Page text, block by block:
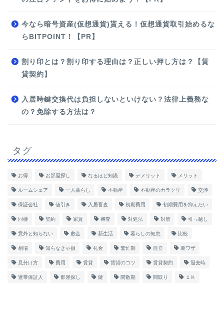
今なら暗号資産(仮想通貨)貰える！仮想通貨取引始めるな
らBITPOINT！【PR】
割り印とは？割り印する理由は？正しい押し方は？【賃
貸契約】
入居時鍵交換代は負担しないといけない？法律上義務な
の？免除する方法は？
タグ
お得 お部屋探し なるほど知識 デメリット メリット
ルームシェア 一人暮らし 不動産 不動産のカラクリ 交渉
保証会社 値引き 入居審査 初期費用 初期費用を抑えたい
同棲 契約 家賃 審査 対処法 対策 引っ越し
意外と知らない 敷金 新生活 暮らしの知恵 比較
相場 知らなきゃ損 礼金 繁忙期 自立 裏ワザ
見分け方 費用 賃貸 賃貸のコツ 賃貸契約 退去時
連帯保証人 部屋探し 鍵 閑散期 間取り １Ｋ